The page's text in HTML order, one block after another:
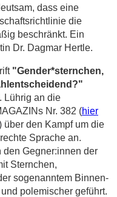
dass eine
die
beschränkt. Ein
Dr. Dagmar Hertle.
"Gender*sternchen,
Lührig an die
Nr. 382 (hier
über den Kampf um die
Sprache an.
den Gegner:innen der
Sternchen,
sogenanntem Binnen-
und polemischer geführt.